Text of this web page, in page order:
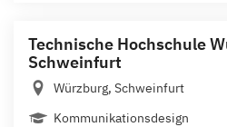
Technische Hochschule
Schweinfurt
Würzburg, Schweinfurt
Kommunikationsdesign